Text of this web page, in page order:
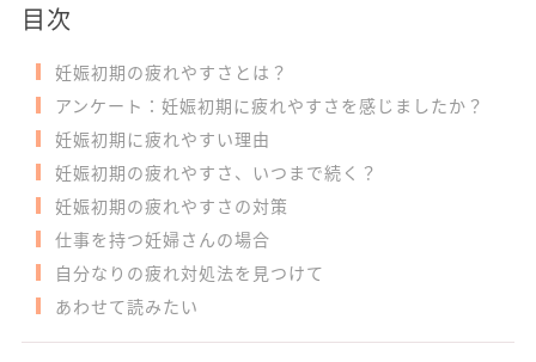
目次
妊娠初期の疲れやすさとは？
アンケート：妊娠初期に疲れやすさを感じましたか？
妊娠初期に疲れやすい理由
妊娠初期の疲れやすさ、いつまで続く？
妊娠初期の疲れやすさの対策
仕事を持つ妊婦さんの場合
自分なりの疲れ対処法を見つけて
あわせて読みたい